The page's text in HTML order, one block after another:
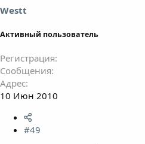
Westt
Активный пользователь
Регистрация
Сообщения
Адрес
10 Июн 2010
#49